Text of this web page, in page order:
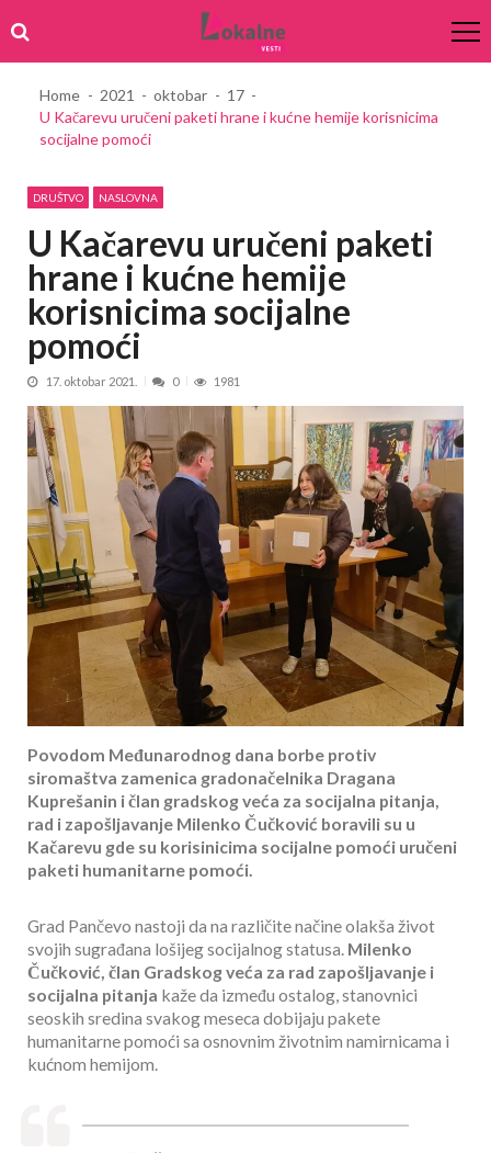
to
navigation
to
content
Home 2021 oktobar
17
U Kačarevu uručeni paketi hrane i kućne hemije korisnicima
socijalne pomoći
DRUŠTVO NASLOVNA
U Kačarevu uručeni paketi
hrane i kućne hemije
korisnicima socijalne
pomoći
17. oktobar 2021. 0 1981
Povodom Međunarodnog dana borbe protiv
siromaštva zamenica gradonačelnika Dragana
Kuprešanin i član gradskog veća za socijalna pitanja,
rad i zapošljavanje Milenko Čučković boravili su u
Kačarevu gde su korisinicima socijalne pomoći uručeni
paketi humanitarne pomoći.
Grad Pančevo nastoji da na različite načine olakša život
svojih sugrađana lošijeg socijalnog statusa. Milenko
Čučković, član Gradskog veća za rad zapošljavanje i
socijalna pitanja kaže da između ostalog, stanovnici
seoskih sredina svakog meseca dobijaju pakete
humanitarne pomoći sa osnovnim životnim namirnicama i
kućnom hemijom.